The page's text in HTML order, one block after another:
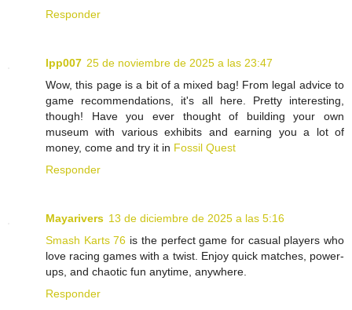
Responder
lpp007 25 de noviembre de 2025 a las 23:47
Wow, this page is a bit of a mixed bag! From legal advice to
game recommendations, it's all here. Pretty interesting,
though! Have you ever thought of building your own
museum with various exhibits and earning you a lot of
money, come and try it in Fossil Quest
Responder
Mayarivers 13 de diciembre de 2025 a las 5:16
Smash Karts 76 is the perfect game for casual players who
love racing games with a twist. Enjoy quick matches, power-
ups, and chaotic fun anytime, anywhere.
Responder